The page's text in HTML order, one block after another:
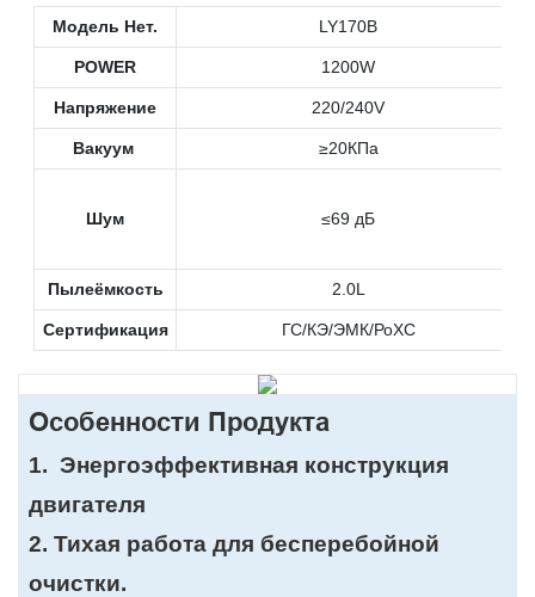
Модель Нет. LY170B
POWER 1200W
Напряжение 220/240V
Вакуум ≥20КПа
Шум ≤69 дБ
Пылеёмкость 2.0L
Сертификация ГС/КЭ/ЭМК/РоХС
Особенности Продукта
1. Энергоэффективная конструкция
двигателя
2. Тихая работа для бесперебойной
очистки.